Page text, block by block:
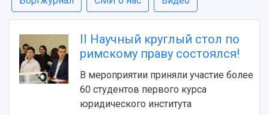
II Научный круглый стол по
римскому праву состоялся!
В мероприятии приняли участие более
60 студентов первого курса
юридического института